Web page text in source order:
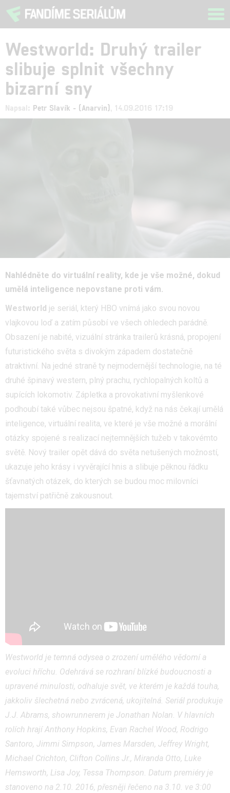
Westworld: Druhý trailer
slibuje splnit všechny
bizarní sny
Napsal: Petr Slavík - (Anarvin) , 14.09.2016 17:19
Nahlédněte do virtuální reality, kde je vše možné, dokud
umělá inteligence nepovstane proti vám.
Westworld je seriál, který HBO vnímá jako svou novou
vlajkovou loď a zatím působí ve všech ohledech parádně.
Obsazení je nabité, vizuální stránka trailerů krásná, propojení
futuristického světa s divokým západem dostatečně
atraktivní. Na jedné straně ty nejmodernější technologie, na té
druhé špinavý western, plný prachu, rychlopalných koltů a
supících lokomotiv. Zápletka a provokativní myšlenkové
podhoubí také vůbec nejsou špatné, když na nás čekají umělá
inteligence, virtuální realita, ve které je vše možné a morální
otázky spojené s realizací nejtemnějších tužeb v takovémto
světě. Nový trailer opět dává do světa netušených možností,
ukazuje jeho krásy i vyvěrající hnis a slibuje pěknou řádku
šťavnatých otázek, do kterých se budou moc milovníci
tajemství patřičně zakousnout.
Westworld je temná odysea o zrození umělého vědomí a
evoluci hříchu. Odehrává se rozhraní blízké budoucnosti a
upravené minulosti, odhaluje svět, ve kterém je každá touha,
jakkoliv šlechetná nebo zvrácená, ukojitelná. Seriál produkuje
J.J. Abrams, showrunnerem je Jonathan Nolan. V hlavních
rolích hrají Anthony Hopkins, Evan Rachel Wood, Rodrigo
Santoro, Jimmi Simpson, James Marsden, Jeffrey Wright,
Michael Crichton, Clifton Collins Jr., Miranda Otto, Luke
Hemsworth, Lisa Joy, Tessa Thompson. Datum premiéry je
stanoveno na 2.10. 2016, přesněji řečeno na 3.10. ve 3:00